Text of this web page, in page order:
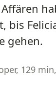
bis
gehen.
129